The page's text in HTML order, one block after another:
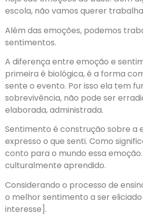
escola, não vamos querer
Além das emoções, podemos
sentimentos.
A diferença entre emoção e
primeira é biológica, é a forma
sente o evento. Por isso ela tem
sobrevivência, não pode ser
elaborada, administrada.
Sentimento é construção sobre a
expresso o que senti. Como
conto para o mundo essa emoção.
culturalmente aprendido.
Considerando o processo de
o melhor sentimento a ser
interesse].